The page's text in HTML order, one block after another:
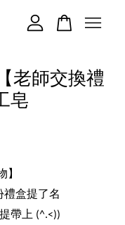
老師交換禮
皂
禮盒提了名
帶上 (^.<))
空的。